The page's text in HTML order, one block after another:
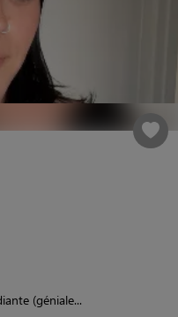
(géniale...